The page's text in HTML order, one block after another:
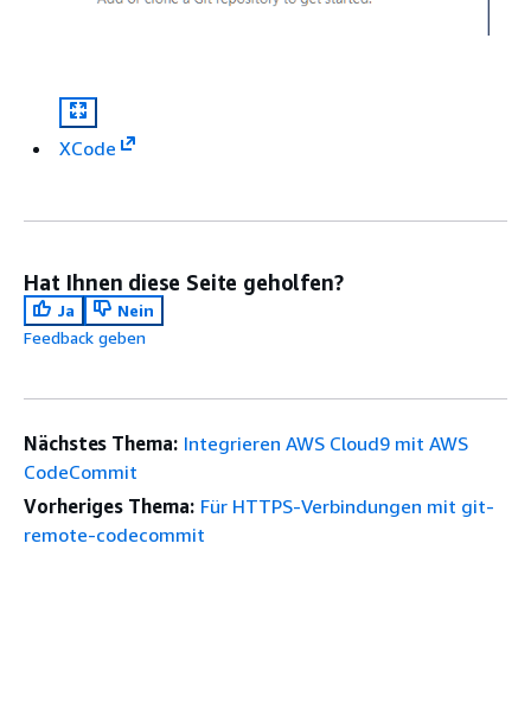
XCode
Hat Ihnen diese Seite geholfen?
Ja
Nein
Feedback geben
Nächstes Thema: Integrieren AWS Cloud9 mit AWS
CodeCommit
Vorheriges Thema: Für HTTPS-Verbindungen mit git-
remote-codecommit